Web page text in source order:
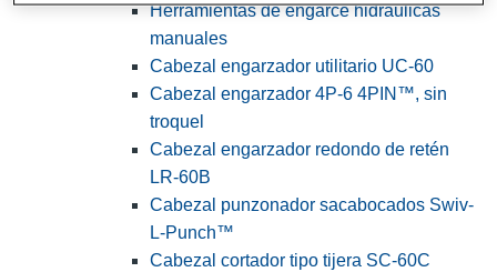
Herramientas de engarce hidráulicas
manuales
Cabezal engarzador utilitario UC-60
Cabezal engarzador 4P-6 4PIN™, sin
troquel
Cabezal engarzador redondo de retén
LR-60B
Cabezal punzonador sacabocados Swiv-
L-Punch™
Cabezal cortador tipo tijera SC-60C